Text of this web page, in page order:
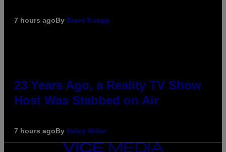
7 hours agoBy Brent Koepp
23 Years Ago, a Reality TV Show
Host Was Stabbed on Air
7 hours agoBy Haley Miller
VICE